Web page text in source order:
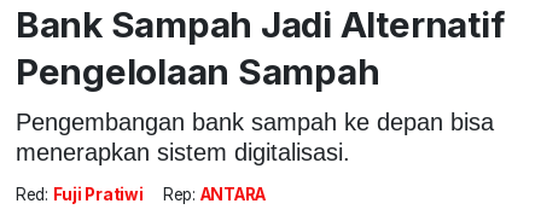
Bank Sampah Jadi Alternatif
Pengelolaan Sampah
Pengembangan bank sampah ke depan bisa
menerapkan sistem digitalisasi.
Red: Fuji Pratiwi Rep: ANTARA